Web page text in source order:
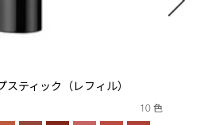
ティック（レフィル）
10 色